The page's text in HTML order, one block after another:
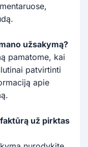
užsakymą?
pamatome, kai
patvirtinti
apie
už pirktas